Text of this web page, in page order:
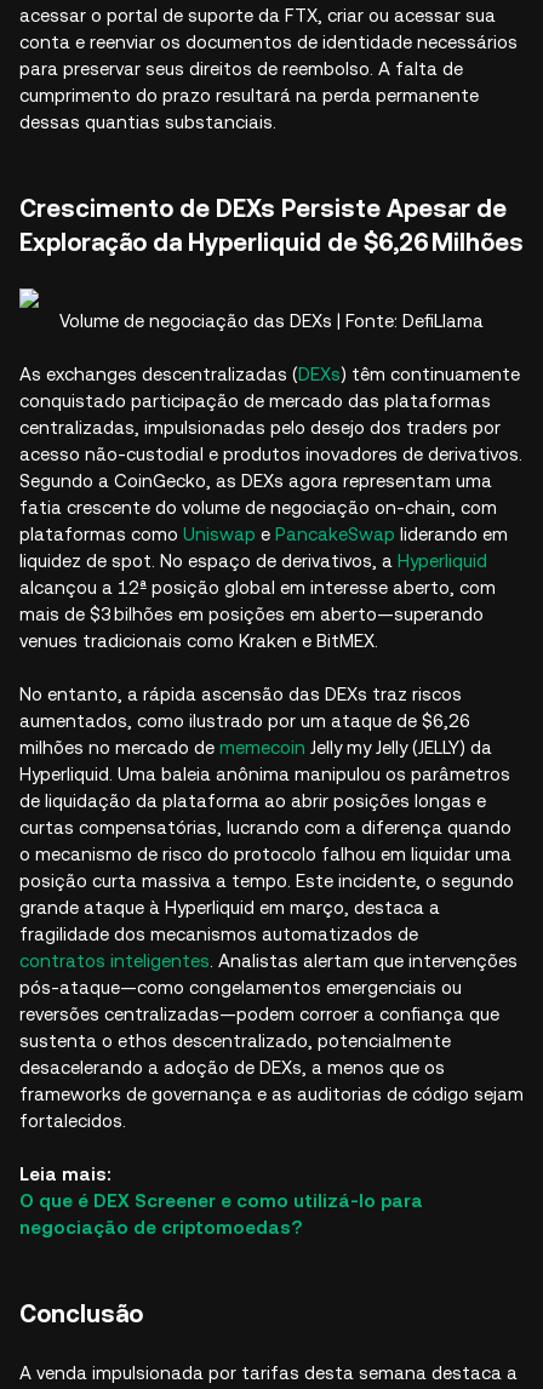
acessar o portal de suporte da FTX, criar ou acessar sua
conta e reenviar os documentos de identidade necessários
para preservar seus direitos de reembolso. A falta de
cumprimento do prazo resultará na perda permanente
dessas quantias substanciais.
Crescimento de DEXs Persiste Apesar de
Exploração da Hyperliquid de $6,26 Milhões
Volume de negociação das DEXs | Fonte: DefiLlama
As exchanges descentralizadas (DEXs) têm continuamente
conquistado participação de mercado das plataformas
centralizadas, impulsionadas pelo desejo dos traders por
acesso não-custodial e produtos inovadores de derivativos.
Segundo a CoinGecko, as DEXs agora representam uma
fatia crescente do volume de negociação on‑chain, com
plataformas como Uniswap e PancakeSwap liderando em
liquidez de spot. No espaço de derivativos, a Hyperliquid
alcançou a 12ª posição global em interesse aberto, com
mais de $3 bilhões em posições em aberto—superando
venues tradicionais como Kraken e BitMEX.
No entanto, a rápida ascensão das DEXs traz riscos
aumentados, como ilustrado por um ataque de $6,26
milhões no mercado de memecoin Jelly my Jelly (JELLY) da
Hyperliquid. Uma baleia anônima manipulou os parâmetros
de liquidação da plataforma ao abrir posições longas e
curtas compensatórias, lucrando com a diferença quando
o mecanismo de risco do protocolo falhou em liquidar uma
posição curta massiva a tempo. Este incidente, o segundo
grande ataque à Hyperliquid em março, destaca a
fragilidade dos mecanismos automatizados de
contratos inteligentes . Analistas alertam que intervenções
pós-ataque—como congelamentos emergenciais ou
reversões centralizadas—podem corroer a confiança que
sustenta o ethos descentralizado, potencialmente
desacelerando a adoção de DEXs, a menos que os
frameworks de governança e as auditorias de código sejam
fortalecidos.
Leia mais:
O que é DEX Screener e como utilizá-lo para
negociação de criptomoedas?
Conclusão
A venda impulsionada por tarifas desta semana destaca a